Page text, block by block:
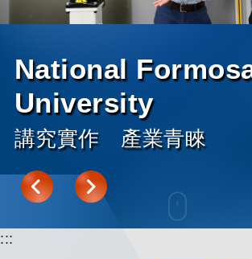
National
University
多元文化 共構學習力
:::